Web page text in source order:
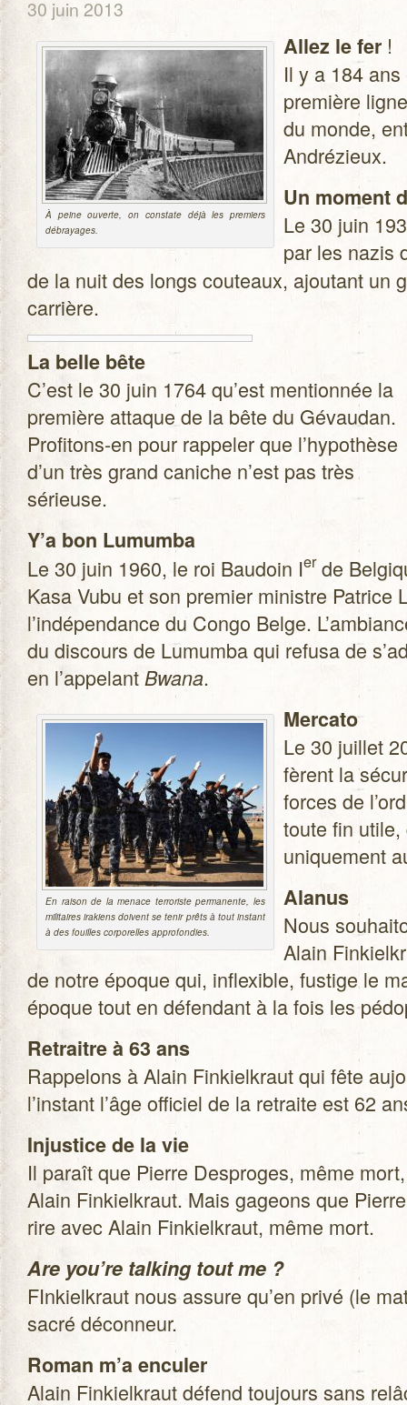
30 juin 2013
À peine ouverte, on constate déjà les pre­miers
débrayages.
Allez le fer !
Il y a 184
pre­mière
du monde,
Andrézieux.
Un moment
Le 30 juin
par les nazis
de la nuit des longs cou­teaux, ajou­tant un
carrière.
La belle bête
C’est le 30 juin 1764 qu’est men­tion­née la
pre­mière attaque de la bête du Gévau­dan.
Profitons-en pour rap­pe­ler que l’hypothèse
d’un très grand caniche n’est pas très
sérieuse.
Y’a bon Lumumba
Le 30 juin 1960, le roi Bau­doin Ierde
Kasa Vubu et son pre­mier ministre Patrice
l’indépendance du Congo Belge.
du dis­cours de Lumumba qui refusa de
en l’appelant Bwana.
En rai­son de la menace ter­ro­riste per­ma­nente, les
mili­taires ira­kiens doivent se tenir prêts à tout ins­tant
à des fouilles cor­po­relles approfondies.
Mer­cato
Le 30 juillet
fèrent la
forces de
toute fin utile,
uni­que­ment
Ala­nus
Nous
Alain
de notre époque qui, inflexible, fus­tige le
époque tout en défen­dant à la fois les
Retraitre à 63 ans
Rap­pe­lons à Alain Fin­kiel­kraut qui fête
l’instant l’âge offi­ciel de la retraite est 62
Injus­tice de la vie
Il paraît que Pierre Des­proges, même
Alain Fin­kiel­kraut. Mais gageons que
rire avec Alain Fin­kiel­kraut, même mort.
Are you’re tal­king tout me ?
FIn­kiel­kraut nous assure qu’en privé (le
sacré déconneur.
Roman m’a encu­ler
Alain Fin­kiel­kraut défend tou­jours sans